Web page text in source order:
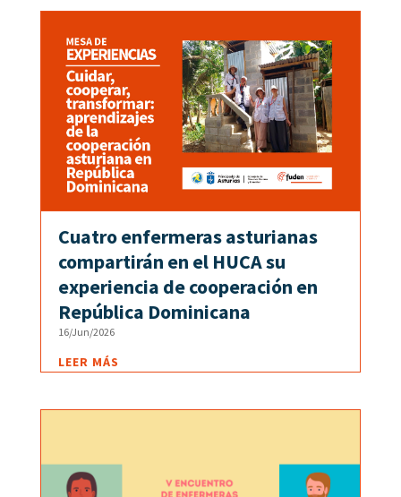
Cuatro enfermeras asturianas
compartirán en el HUCA su
experiencia de cooperación en
República Dominicana
16/Jun/2026
LEER MÁS